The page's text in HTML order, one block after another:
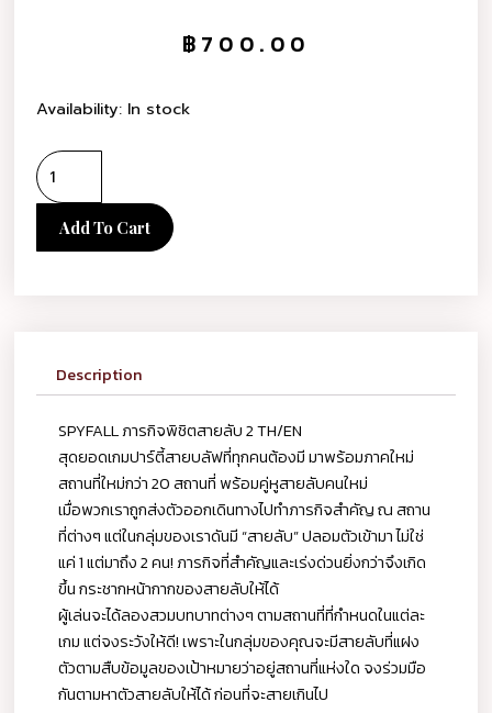
฿ 700.00
Availability: In stock
Add To Cart
Description
SPYFALL ภารกิจพิชิตสายลับ 2 TH/EN
สุดยอดเกมปาร์ตี้สายบลัฟที่ทุกคนต้องมี มาพร้อมภาคใหม่
สถานที่ใหม่กว่า 20 สถานที่ พร้อมคู่หูสายลับคนใหม่
เมื่อพวกเราถูกส่งตัวออกเดินทางไปทำภารกิจสำคัญ ณ สถาน
ที่ต่างๆ แต่ในกลุ่มของเราดันมี “สายลับ” ปลอมตัวเข้ามา ไม่ใช่
แค่ 1 แต่มาถึง 2 คน! ภารกิจที่สำคัญและเร่งด่วนยิ่งกว่าจึงเกิด
ขึ้น กระชากหน้ากากของสายลับให้ได้
ผู้เล่นจะได้ลองสวมบทบาทต่างๆ ตามสถานที่ที่กำหนดในแต่ละ
เกม แต่จงระวังให้ดี! เพราะในกลุ่มของคุณจะมีสายลับที่แฝง
ตัวตามสืบข้อมูลของเป้าหมายว่าอยู่สถานที่แห่งใด จงร่วมมือ
กันตามหาตัวสายลับให้ได้ ก่อนที่จะสายเกินไป